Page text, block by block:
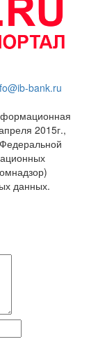
bank.ru
2015г.,
данных.